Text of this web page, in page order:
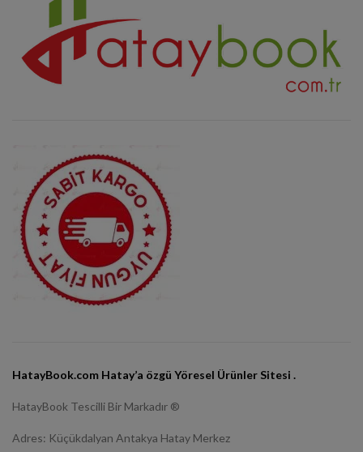
HatayBook.com Hatay’a özgü Yöresel Ürünler Sitesi .
HatayBook Tescilli Bir Markadır ®
Adres: Küçükdalyan Antakya Hatay Merkez